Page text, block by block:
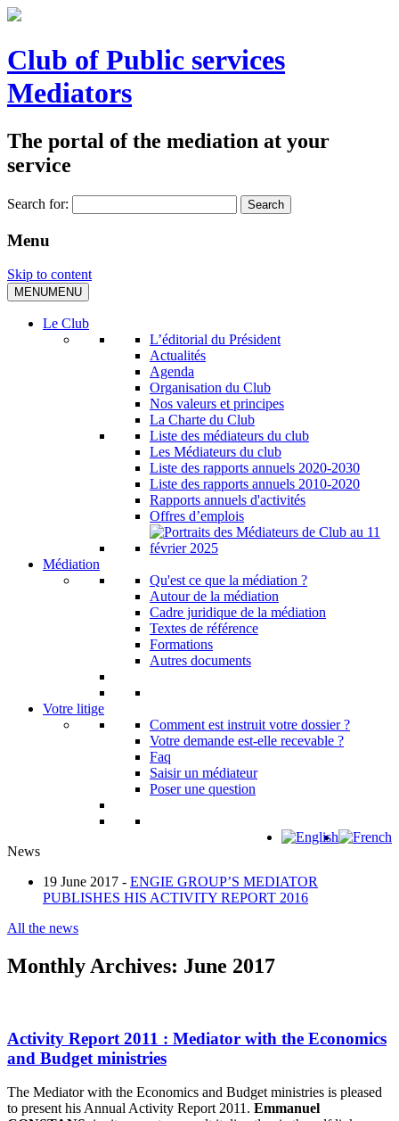
Club of Public services
Mediators
The portal of the mediation at your
service
Search for:
Menu
Skip to content
MENUMENU
Le Club
L’éditorial du Président
Actualités
Agenda
Organisation du Club
Nos valeurs et principes
La Charte du Club
Liste des médiateurs du club
Les Médiateurs du club
Liste des rapports annuels 2020-2030
Liste des rapports annuels 2010-2020
Rapports annuels d'activités
Offres d’emplois
Médiation
Qu'est ce que la médiation ?
Autour de la médiation
Cadre juridique de la médiation
Textes de référence
Formations
Autres documents
Votre litige
Comment est instruit votre dossier ?
Votre demande est-elle recevable ?
Faq
Saisir un médiateur
Poser une question
News
19 June 2017 - ENGIE GROUP’S MEDIATOR
PUBLISHES HIS ACTIVITY REPORT 2016
All the news
Monthly Archives: June 2017
Activity Report 2011 : Mediator with the Economics
and Budget ministries
The Mediator with the Economics and Budget ministries is pleased
to present his Annual Activity Report 2011. Emmanuel